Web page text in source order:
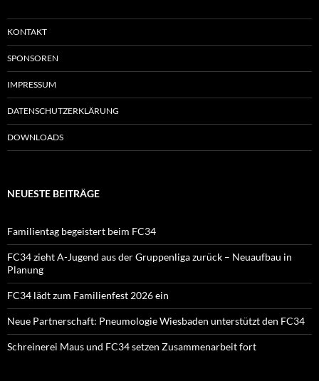
KONTAKT
SPONSOREN
IMPRESSUM
DATENSCHUTZERKLÄRUNG
DOWNLOADS
NEUESTE BEITRÄGE
Familientag begeistert beim FC34
FC34 zieht A-Jugend aus der Gruppenliga zurück – Neuaufbau in
Planung
FC34 lädt zum Familienfest 2026 ein
Neue Partnerschaft: Pneumologie Wiesbaden unterstützt den FC34
Schreinerei Maus und FC34 setzen Zusammenarbeit fort